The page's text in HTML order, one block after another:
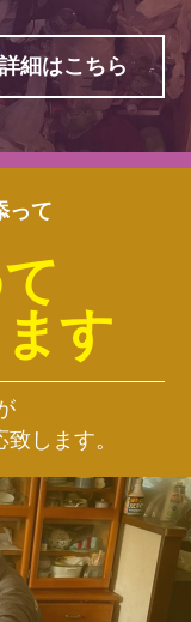
細はこちら
って
す
します。